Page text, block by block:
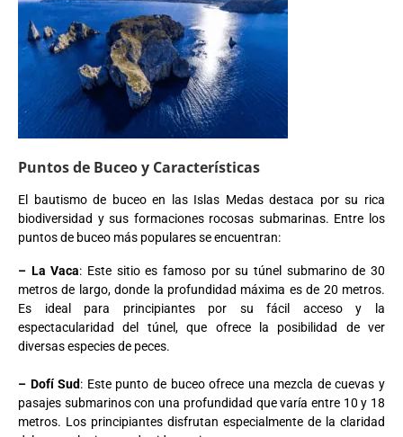
Puntos de Buceo y Características
El bautismo de buceo en las Islas Medas destaca por su rica
biodiversidad y sus formaciones rocosas submarinas. Entre los
puntos de buceo más populares se encuentran:
– La Vaca: Este sitio es famoso por su túnel submarino de 30
metros de largo, donde la profundidad máxima es de 20 metros.
Es ideal para principiantes por su fácil acceso y la
espectacularidad del túnel, que ofrece la posibilidad de ver
diversas especies de peces.
– Dofí Sud: Este punto de buceo ofrece una mezcla de cuevas y
pasajes submarinos con una profundidad que varía entre 10 y 18
metros. Los principiantes disfrutan especialmente de la claridad